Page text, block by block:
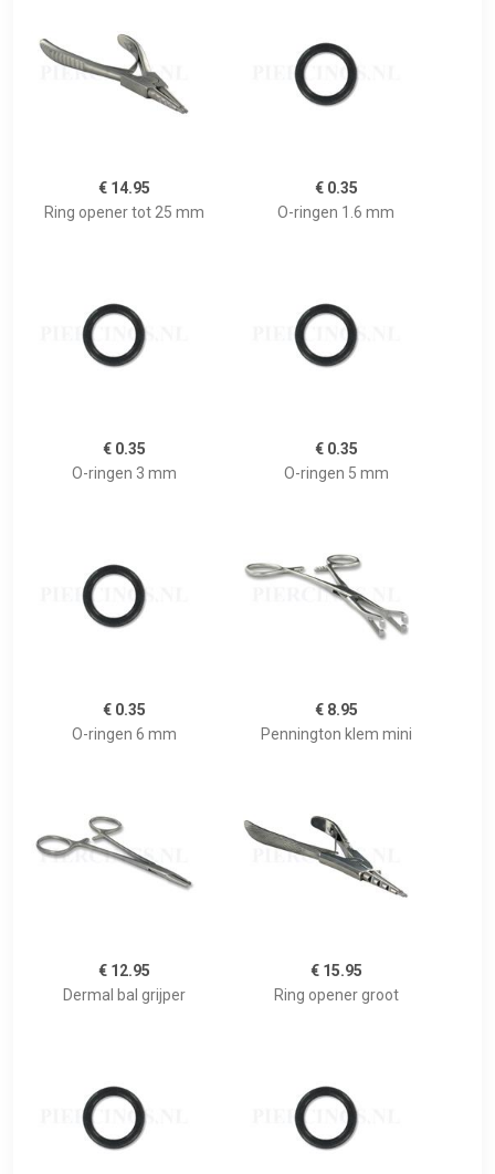
€ 14.95
Ring opener tot 25 mm
€ 0.35
O-ringen 1.6 mm
€ 0.35
O-ringen 3 mm
€ 0.35
O-ringen 5 mm
€ 0.35
O-ringen 6 mm
€ 8.95
Pennington klem mini
€ 12.95
Dermal bal grijper
€ 15.95
Ring opener groot